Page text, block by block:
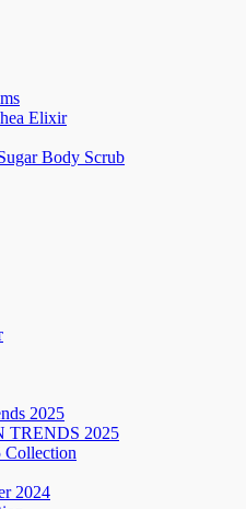
Elixir
Body Scrub
2025
TRENDS 2025
Collection
2024